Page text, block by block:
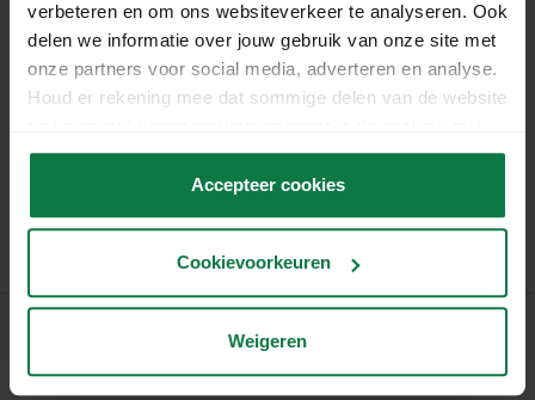
verbeteren en om ons websiteverkeer te analyseren. Ook
delen we informatie over jouw gebruik van onze site met
onze partners voor social media, adverteren en analyse.
Houd er rekening mee dat sommige delen van de website
accepteert.
Accepteer cookies
Cookievoorkeuren
Weigeren
WhatsApp
MyParcel